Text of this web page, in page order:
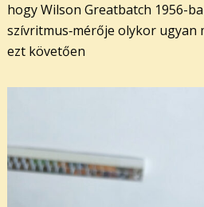
hogy Wilson Greatbatch 1956-
szívritmus‑mérője olykor ugyan
ezt követően